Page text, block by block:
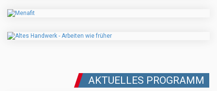
AKTUELLES PROGRAMM